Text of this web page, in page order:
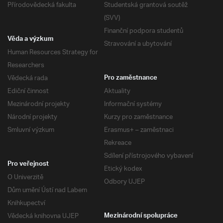
Přírodovědecká fakulta
Studentská grantová soutěž
(SVV)
Finanční podpora studentů
Stravování a ubytování
Věda a výzkum
Human Resources Strategy for
Researchers
Vědecká rada
Ediční činnost
Mezinárodní projekty
Národní projekty
Smluvní výzkum
Pro zaměstnance
Aktuality
Informační systémy
Kurzy pro zaměstnance
Erasmus+ – zaměstnaci
Rekreace
Sdílení přístrojového vybavení
Etický kodex
Odbory UJEP
Pro veřejnost
O Univerzitě
Dům umění Ústí nad Labem
Knihkupectví
Vědecká knihovna UJEP
Mezinárodní spolupráce